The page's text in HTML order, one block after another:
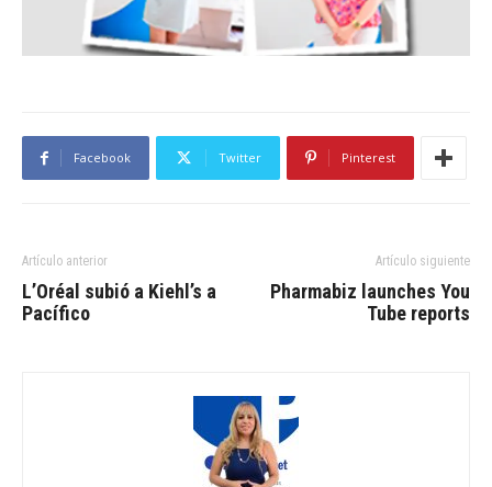
Facebook Twitter Pinterest
Artículo anterior
L’Oréal subió a Kiehl’s a
Pacífico
Artículo siguiente
Pharmabiz launches You
Tube reports